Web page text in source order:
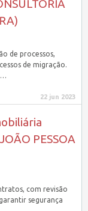
de processos,
de migração.
22 jun 2023
PESSOA
com revisão
segurança